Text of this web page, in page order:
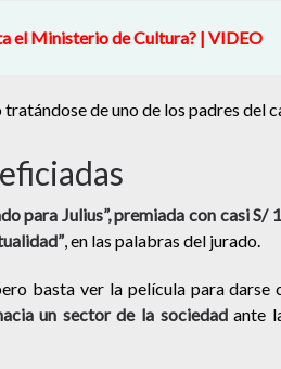
el Ministerio de Cultura? | VIDEO
de uno de los padres del
para Julius”, premiada con casi S/
, en las palabras del jurado.
basta ver la película para darse
un sector de la sociedadante